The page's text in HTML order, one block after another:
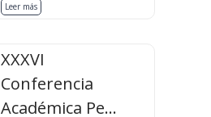
Leer más
XXXVI
Conferencia
Académica Pe...